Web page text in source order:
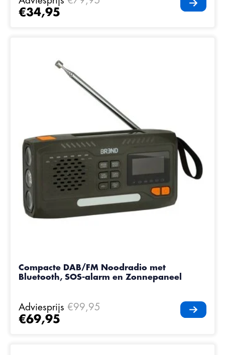
€34,95
Compacte DAB/FM Noodradio met
Bluetooth, SOS-alarm en Zonnepaneel
Adviesprijs €99,95
€69,95